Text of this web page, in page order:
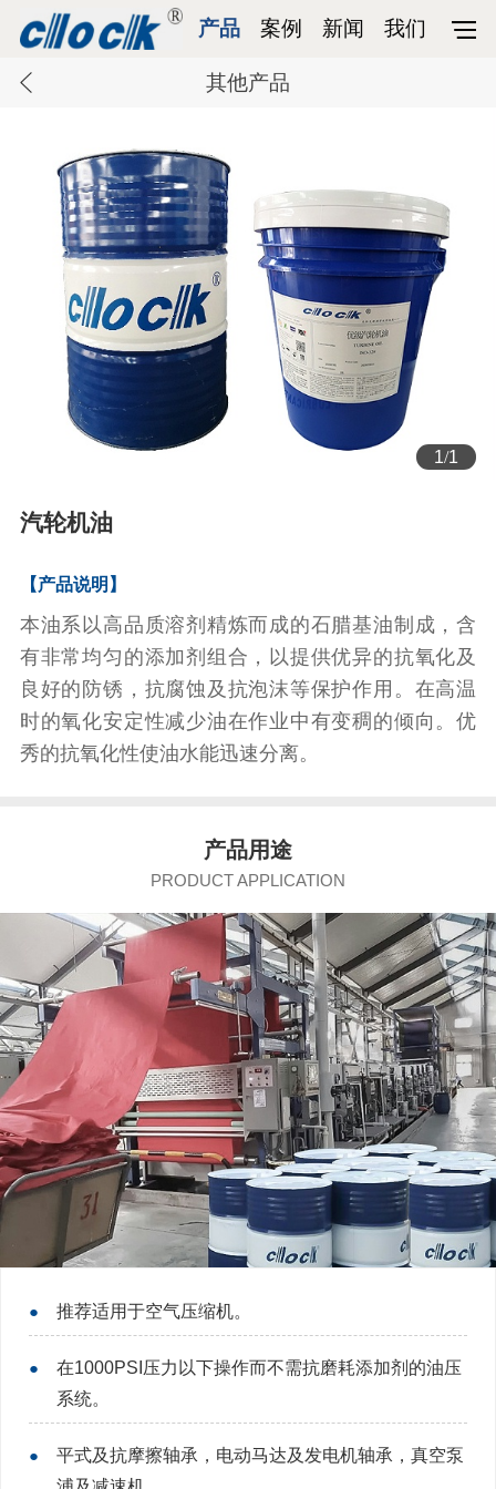
产品 案例 新闻 我们
其他产品
1/1
汽轮机油
【产品说明】
本油系以高品质溶剂精炼而成的石腊基油制成，含
有非常均匀的添加剂组合，以提供优异的抗氧化及
良好的防锈，抗腐蚀及抗泡沫等保护作用。在高温
时的氧化安定性减少油在作业中有变稠的倾向。优
秀的抗氧化性使油水能迅速分离。
产品用途
PRODUCT APPLICATION
● 推荐适用于空气压缩机。
●
在1000PSI压力以下操作而不需抗磨耗添加剂的油压
系统。
●
平式及抗摩擦轴承，电动马达及发电机轴承，真空泵